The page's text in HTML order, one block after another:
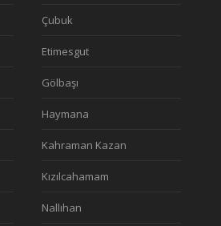
Çubuk
Etimesgut
Gölbaşı
Haymana
Kahraman Kazan
Kızılcahamam
Nallıhan